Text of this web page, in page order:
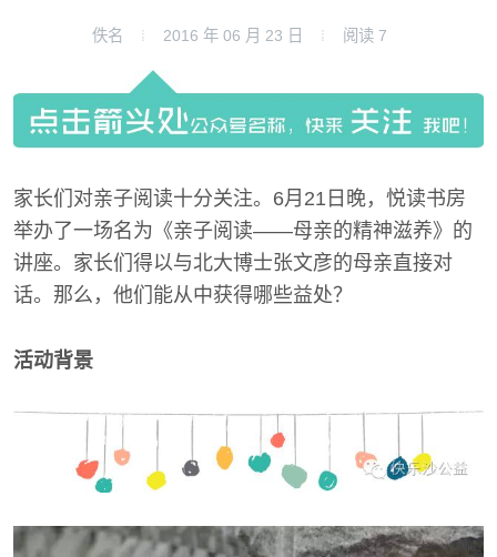
佚名 2016 年 06 月 23 日 阅读 7
家长们对亲子阅读十分关注。6月21日晚，悦读书房
举办了一场名为《亲子阅读——母亲的精神滋养》的
讲座。家长们得以与北大博士张文彦的母亲直接对
话。那么，他们能从中获得哪些益处？
活动背景